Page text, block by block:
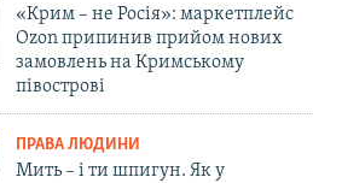
«Крим – не Росія»: маркетплейс
Ozon припинив прийом нових
замовлень на Кримському
півострові
ПРАВА ЛЮДИНИ
Мить – і ти шпигун. Як у